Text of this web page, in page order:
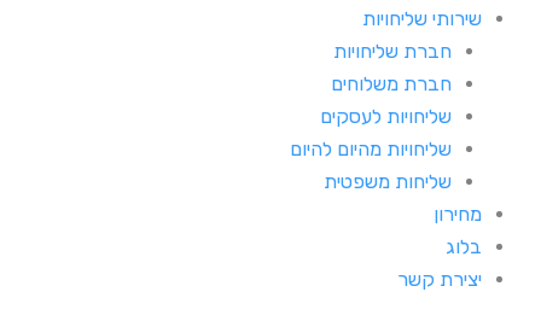
שירותי שליחויות
חברת שליחויות
חברת משלוחים
שליחויות לעסקים
שליחויות מהיום להיום
שליחות משפטית
מחירון
בלוג
יצירת קשר